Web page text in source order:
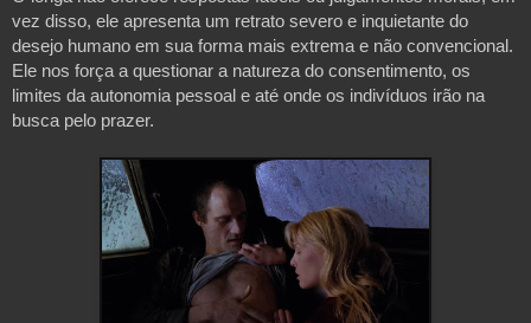
vez disso, ele apresenta um retrato severo e inquietante do
desejo humano em sua forma mais extrema e não convencional.
Ele nos força a questionar a natureza do consentimento, os
limites da autonomia pessoal e até onde os indivíduos irão na
busca pelo prazer.